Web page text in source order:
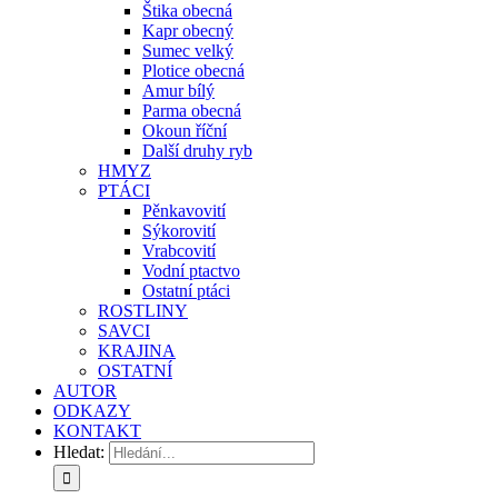
Štika obecná
Kapr obecný
Sumec velký
Plotice obecná
Amur bílý
Parma obecná
Okoun říční
Další druhy ryb
HMYZ
PTÁCI
Pěnkavovití
Sýkorovití
Vrabcovití
Vodní ptactvo
Ostatní ptáci
ROSTLINY
SAVCI
KRAJINA
OSTATNÍ
AUTOR
ODKAZY
KONTAKT
Hledat: